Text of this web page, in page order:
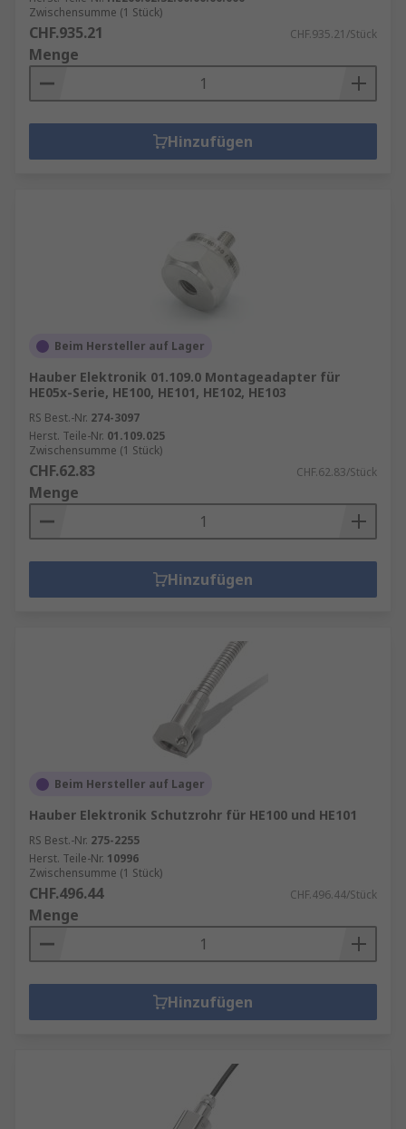
Zwischensumme (1 Stück)
CHF.935.21 CHF.935.21/Stück
Menge
Hinzufügen
Beim Hersteller auf Lager
Hauber Elektronik 01.109.0 Montageadapter für
HE05x-Serie, HE100, HE101, HE102, HE103
RS Best.-Nr. 274-3097
Herst. Teile-Nr. 01.109.025
Zwischensumme (1 Stück)
CHF.62.83 CHF.62.83/Stück
Menge
Hinzufügen
Beim Hersteller auf Lager
Hauber Elektronik Schutzrohr für HE100 und HE101
RS Best.-Nr. 275-2255
Herst. Teile-Nr. 10996
Zwischensumme (1 Stück)
CHF.496.44 CHF.496.44/Stück
Menge
Hinzufügen